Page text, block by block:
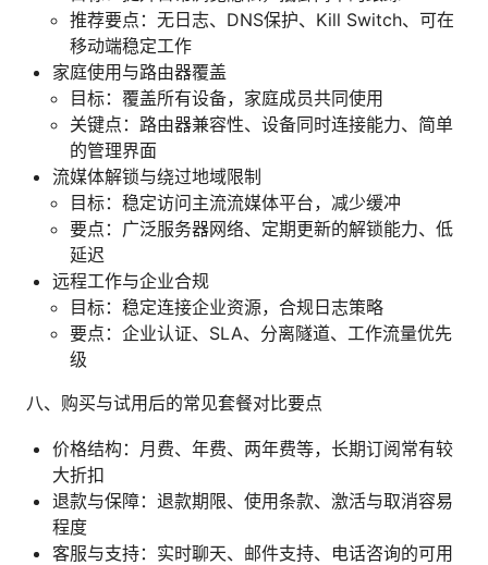
推荐要点：无日志、DNS保护、Kill Switch、可在
移动端稳定工作
家庭使用与路由器覆盖
目标：覆盖所有设备，家庭成员共同使用
关键点：路由器兼容性、设备同时连接能力、简单
的管理界面
流媒体解锁与绕过地域限制
目标：稳定访问主流流媒体平台，减少缓冲
要点：广泛服务器网络、定期更新的解锁能力、低
延迟
远程工作与企业合规
目标：稳定连接企业资源，合规日志策略
要点：企业认证、SLA、分离隧道、工作流量优先
级
八、购买与试用后的常见套餐对比要点
价格结构：月费、年费、两年费等，长期订阅常有较
大折扣
退款与保障：退款期限、使用条款、激活与取消容易
程度
客服与支持：实时聊天、邮件支持、电话咨询的可用